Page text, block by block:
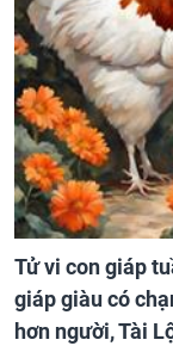
Tử vi con giáp
giáp giàu có
hơn người, Tài